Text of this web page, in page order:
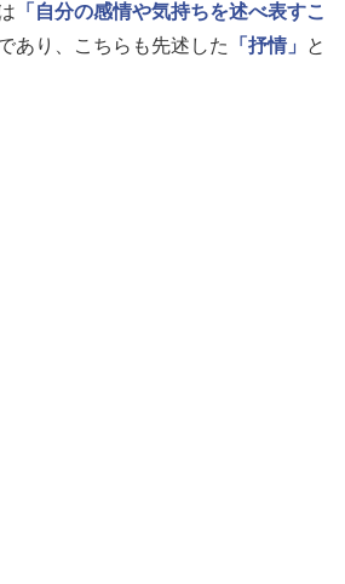
「自分の感情や気持ちを述べ表すこ
あり、こちらも先述した 「抒情」
と